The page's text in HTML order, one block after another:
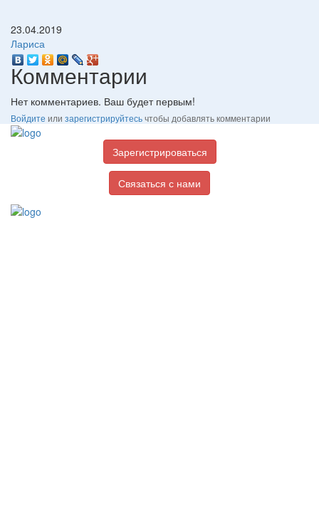
23.04.2019
Лариса
Комментарии
Нет комментариев. Ваш будет первым!
Войдите или зарегистрируйтесьчтобы добавлять комментарии
Зарегистрироваться
Связаться с нами